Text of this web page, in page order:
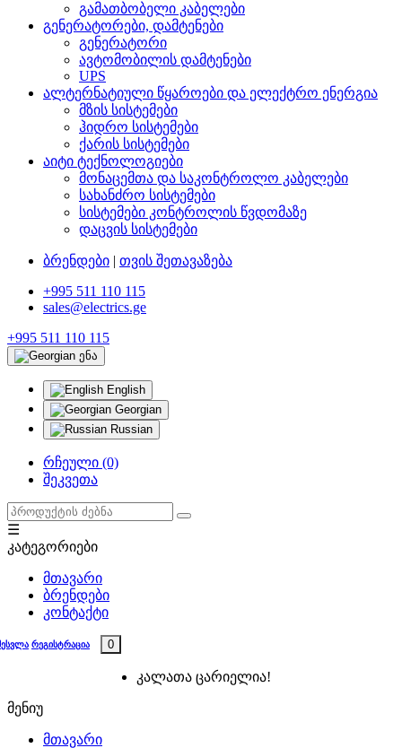
გამათბობელი კაბელები
გენერატორები, დამტენები
გენერატორი
ავტომობილის დამტენები
UPS
ალტერნატიული წყაროები და ელექტრო ენერგია
მზის სისტემები
ჰიდრო სისტემები
ქარის სისტემები
აიტი ტექნოლოგიები
მონაცემთა და საკონტროლო კაბელები
სახანძრო სისტემები
სისტემები კონტროლის წვდომაზე
დაცვის სისტემები
ბრენდები | თვის შეთავაზება
+995 511 110 115
sales@electrics.ge
+995 511 110 115
ენა
English
Georgian
Russian
რჩეული (0)
შეკვეთა
☰
კატეგორიები
მთავარი
ბრენდები
კონტაქტი
რეგისტრაცია 0
კალათა ცარიელია!
მენიუ
მთავარი